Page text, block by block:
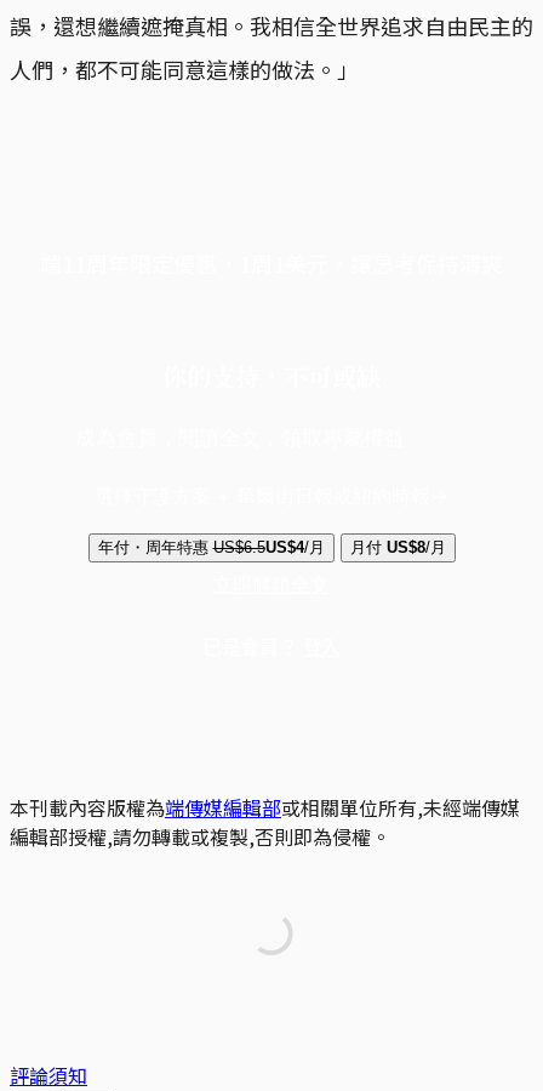
誤，還想繼續遮掩真相。我相信全世界追求自由民主的
人們，都不可能同意這樣的做法。」
年付・周年特惠 US$6.5US$4/月 月付 US$8/月
本刊載內容版權為端傳媒編輯部或相關單位所有,未經端傳媒
編輯部授權,請勿轉載或複製,否則即為侵權。
評論須知